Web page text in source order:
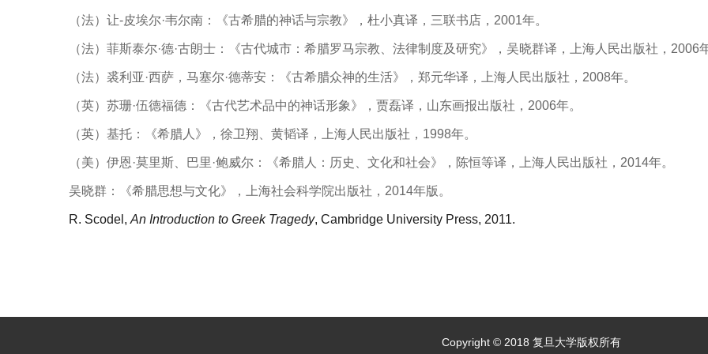
（法）让-皮埃尔·韦尔南：《古希腊的神话与宗教》，杜小真译，三联书店，2001年。
（法）菲斯泰尔·德·古朗士：《古代城市：希腊罗马宗教、法律制度及研究》，吴晓群译，上海人民出版社，2006
（法）裘利亚·西萨，马塞尔·德蒂安：《古希腊众神的生活》，郑元华译，上海人民出版社，2008年。
（英）苏珊·伍德福德：《古代艺术品中的神话形象》，贾磊译，山东画报出版社，2006年。
（英）基托：《希腊人》，徐卫翔、黄韬译，上海人民出版社，1998年。
（美）伊恩·莫里斯、巴里·鲍威尔：《希腊人：历史、文化和社会》，陈恒等译，上海人民出版社，2014年。
吴晓群：《希腊思想与文化》，上海社会科学院出版社，2014年版。
R. Scodel, An Introduction to Greek Tragedy, Cambridge University Press, 2011.
Copyright © 2018 复旦大学版权所有